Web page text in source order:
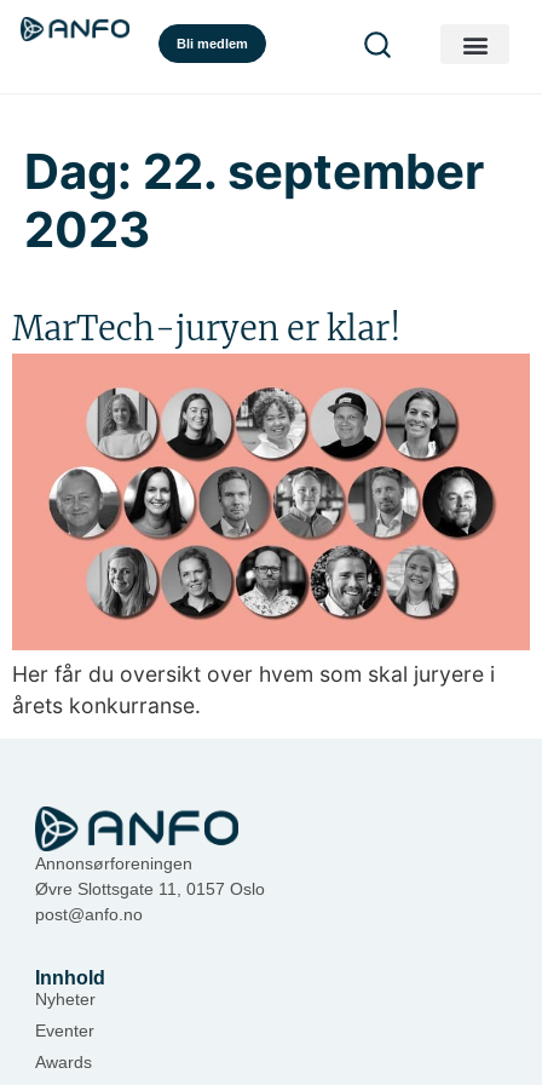
Bli medlem
Dag: 22. september
2023
MarTech-juryen er klar!
Her får du oversikt over hvem som skal juryere i
årets konkurranse.
Annonsørforeningen
Øvre Slottsgate 11, 0157 Oslo
post@anfo.no
Innhold
Nyheter
Eventer
Awards